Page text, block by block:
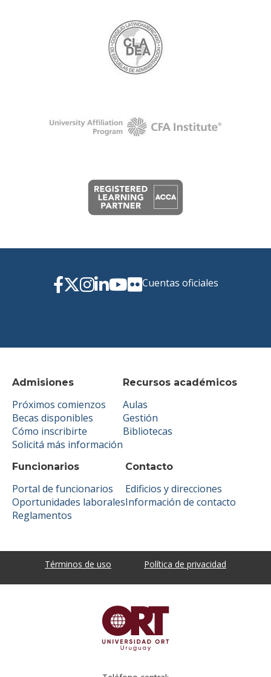
Admisiones
Próximos comienzos
Becas disponibles
Cómo inscribirte
Solicitá más información
Recursos académicos
Aulas
Gestión
Bibliotecas
Funcionarios
Portal de funcionarios
Oportunidades laborales
Reglamentos
Contacto
Edificios y direcciones
Información de contacto
Cuentas oficiales
Términos de uso Política de privacidad